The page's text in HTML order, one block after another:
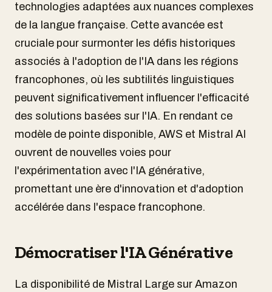
technologies adaptées aux nuances complexes
de la langue française. Cette avancée est
cruciale pour surmonter les défis historiques
associés à l'adoption de l'IA dans les régions
francophones, où les subtilités linguistiques
peuvent significativement influencer l'efficacité
des solutions basées sur l'IA. En rendant ce
modèle de pointe disponible, AWS et Mistral AI
ouvrent de nouvelles voies pour
l'expérimentation avec l'IA générative,
promettant une ère d'innovation et d'adoption
accélérée dans l'espace francophone.
Démocratiser l'IA Générative
La disponibilité de Mistral Large sur Amazon